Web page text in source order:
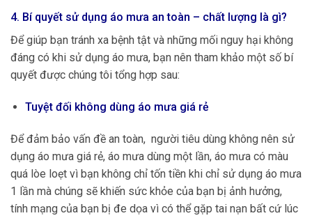
4. Bí quyết sử dụng áo mưa an toàn – chất lượng là gì?
Để giúp bạn tránh xa bệnh tật và những mối nguy hại không
đáng có khi sử dụng áo mưa, bạn nên tham khảo một số bí
quyết được chúng tôi tổng hợp sau:
Tuyệt đối không dùng áo mưa giá rẻ
Để đảm bảo vấn đề an toàn, người tiêu dùng không nên sử
dụng áo mưa giá rẻ, áo mưa dùng một lần, áo mưa có màu
quá lòe loẹt vì bạn không chỉ tốn tiền khi chỉ sử dụng áo mưa
1 lần mà chúng sẽ khiến sức khỏe của bạn bị ảnh hưởng,
tính mạng của bạn bị đe dọa vì có thể gặp tai nạn bất cứ lúc